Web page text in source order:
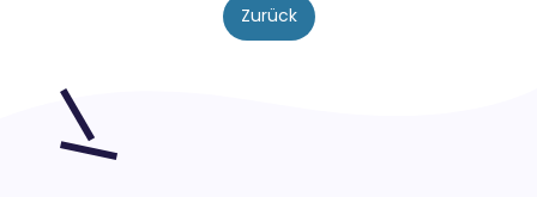
Zurück